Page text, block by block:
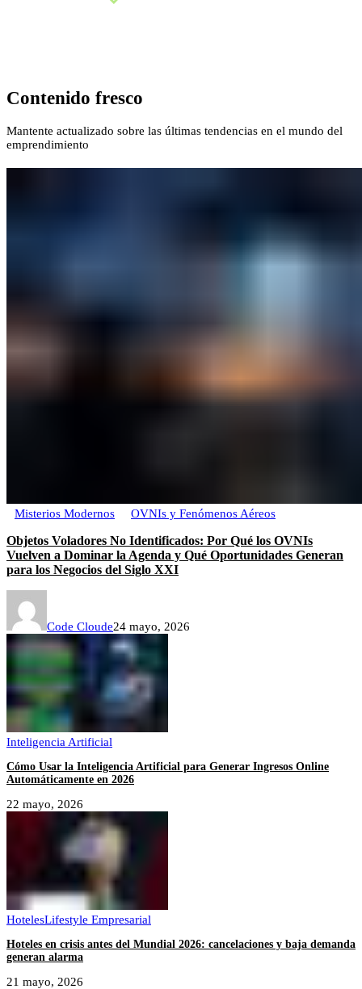
Contenido fresco
Mantente actualizado sobre las últimas tendencias en el mundo del
emprendimiento
Misterios Modernos OVNIs y Fenómenos Aéreos
Objetos Voladores No Identificados: Por Qué los OVNIs
Vuelven a Dominar la Agenda y Qué Oportunidades Generan
para los Negocios del Siglo XXI
Code Cloude24 mayo, 2026
Inteligencia Artificial
Cómo Usar la Inteligencia Artificial para Generar Ingresos Online
Automáticamente en 2026
22 mayo, 2026
HotelesLifestyle Empresarial
Hoteles en crisis antes del Mundial 2026: cancelaciones y baja demanda
generan alarma
21 mayo, 2026